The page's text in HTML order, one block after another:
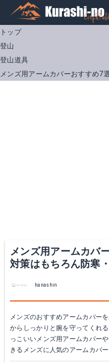
トップ
登山
登山道具
メンズ用アームカバーおすすめ7
メンズ用アームカバ
対策はもちろん防寒
hanashin
メンズのおすすめアームカバー
からしっかりと腕を守ってくれ
っこいいメンズ用アームカバー
きるメンズに人気のアームカバ
LINE.B アームカバー FT0055 メンズ